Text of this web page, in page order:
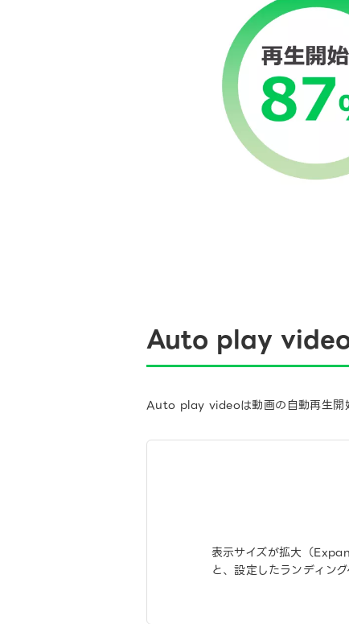
Auto play video
Auto play videoは動画の自動再生開
表示サイズが拡大（
と、設定したランディング